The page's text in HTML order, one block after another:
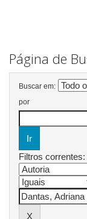
Página de
Buscar em:
por
Filtros correntes: